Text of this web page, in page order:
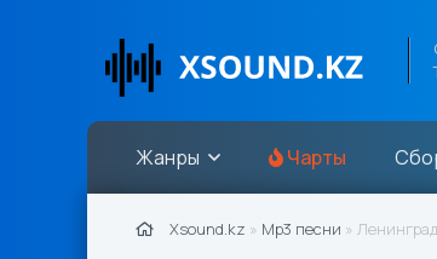
Жанры Чарты
Xsound.kz » Mp3 песни »